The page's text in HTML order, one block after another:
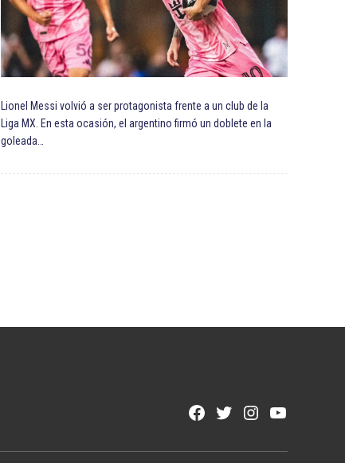
Lionel Messi volvió a ser protagonista frente a un club de la
Liga MX. En esta ocasión, el argentino firmó un doblete en la
goleada…
Facebook
TwitterInstagram
YouTube